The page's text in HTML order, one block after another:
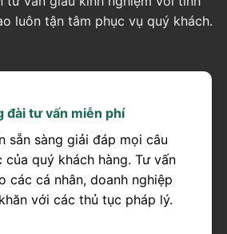
luôn tận tâm phục vụ quý khách.
đài tư vấn miễn phí
sẵn sàng giải đáp mọi câu
của quý khách hàng. Tư vấn
các cá nhân, doanh nghiệp
với các thủ tục pháp lý.